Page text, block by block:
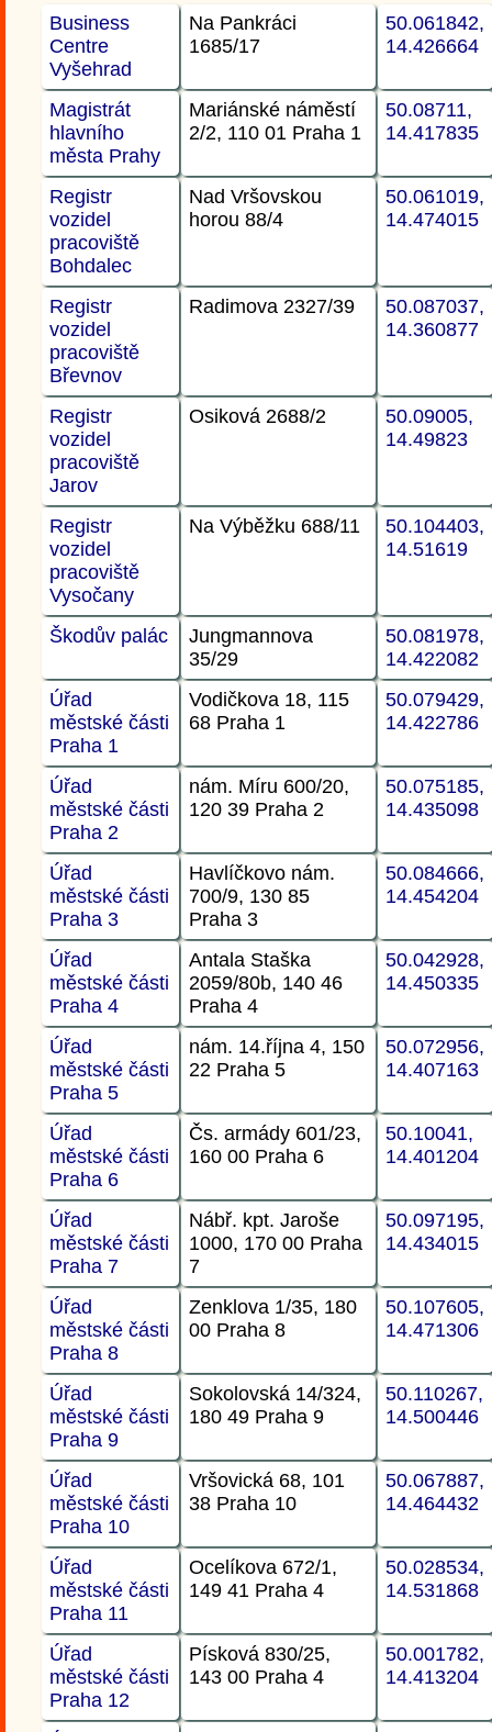
Business
Centre
Vyšehrad
Na Pankráci
1685/17
50.061842,
14.426664
Magistrát
hlavního
města Prahy
Mariánské náměstí
2/2, 110 01 Praha 1
50.08711,
14.417835
Registr
vozidel
pracoviště
Bohdalec
Nad Vršovskou
horou 88/4
50.061019,
14.474015
Registr
vozidel
pracoviště
Břevnov
Radimova 2327/39
50.087037,
14.360877
Registr
vozidel
pracoviště
Jarov
Osiková 2688/2
50.09005,
14.49823
Registr
vozidel
pracoviště
Vysočany
Na Výběžku 688/11
50.104403,
14.51619
Škodův palác
Jungmannova
35/29
50.081978,
14.422082
Úřad
městské části
Praha 1
Vodičkova 18, 115
68 Praha 1
50.079429,
14.422786
Úřad
městské části
Praha 2
nám. Míru 600/20,
120 39 Praha 2
50.075185,
14.435098
Úřad
městské části
Praha 3
Havlíčkovo nám.
700/9, 130 85
Praha 3
50.084666,
14.454204
Úřad
městské části
Praha 4
Antala Staška
2059/80b, 140 46
Praha 4
50.042928,
14.450335
Úřad
městské části
Praha 5
nám. 14.října 4, 150
22 Praha 5
50.072956,
14.407163
Úřad
městské části
Praha 6
Čs. armády 601/23,
160 00 Praha 6
50.10041,
14.401204
Úřad
městské části
Praha 7
Nábř. kpt. Jaroše
1000, 170 00 Praha
7
50.097195,
14.434015
Úřad
městské části
Praha 8
Zenklova 1/35, 180
00 Praha 8
50.107605,
14.471306
Úřad
městské části
Praha 9
Sokolovská 14/324,
180 49 Praha 9
50.110267,
14.500446
Úřad
městské části
Praha 10
Vršovická 68, 101
38 Praha 10
50.067887,
14.464432
Úřad
městské části
Praha 11
Ocelíkova 672/1,
149 41 Praha 4
50.028534,
14.531868
Úřad
městské části
Praha 12
Písková 830/25,
143 00 Praha 4
50.001782,
14.413204